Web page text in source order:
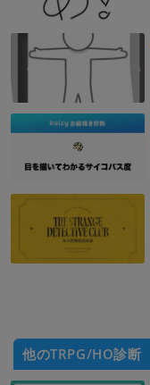
他のTRPG/HO診断